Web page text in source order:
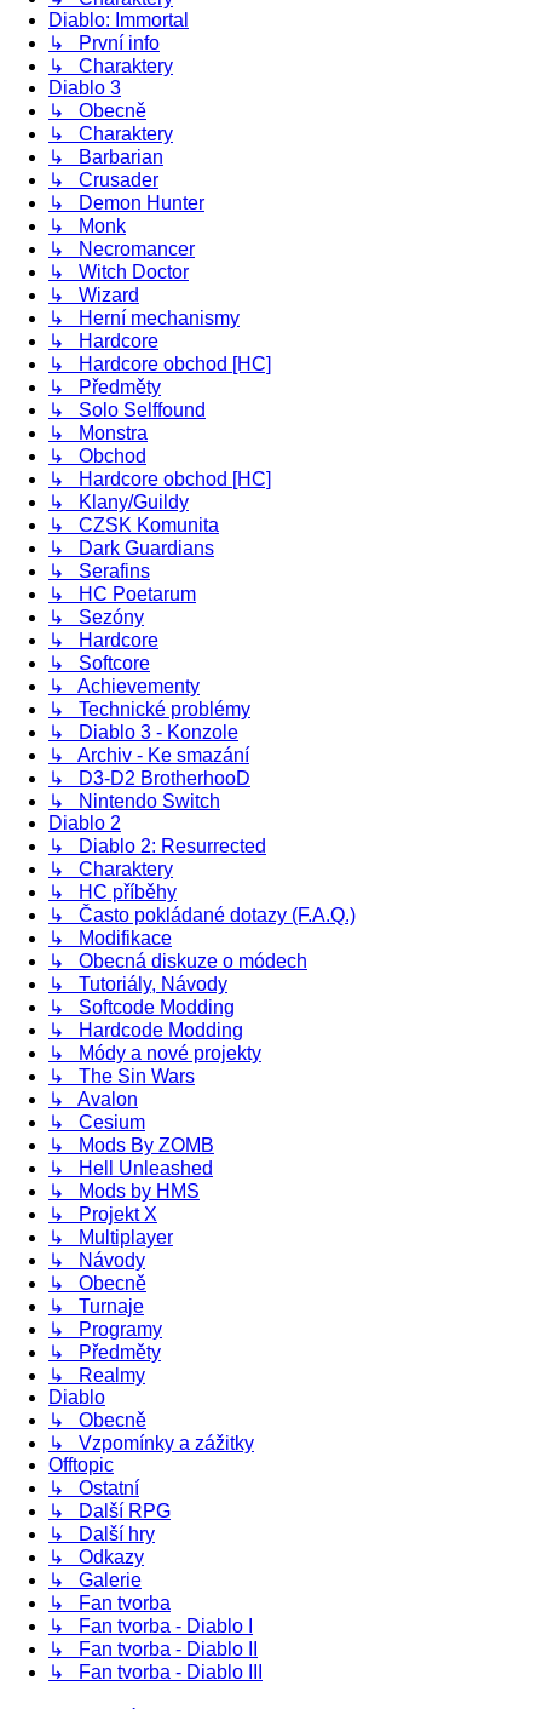
Diablo: Immortal
↳ První info
↳ Charaktery
Diablo 3
↳ Obecně
↳ Charaktery
↳ Barbarian
↳ Crusader
↳ Demon Hunter
↳ Monk
↳ Necromancer
↳ Witch Doctor
↳ Wizard
↳ Herní mechanismy
↳ Hardcore
↳ Hardcore obchod [HC]
↳ Předměty
↳ Solo Selffound
↳ Monstra
↳ Obchod
↳ Hardcore obchod [HC]
↳ Klany/Guildy
↳ CZSK Komunita
↳ Dark Guardians
↳ Serafins
↳ HC Poetarum
↳ Sezóny
↳ Hardcore
↳ Softcore
↳ Achievementy
↳ Technické problémy
↳ Diablo 3 - Konzole
↳ Archiv - Ke smazání
↳ D3-D2 BrotherhooD
↳ Nintendo Switch
Diablo 2
↳ Diablo 2: Resurrected
↳ Charaktery
↳ HC příběhy
↳ Často pokládané dotazy (F.A.Q.)
↳ Modifikace
↳ Obecná diskuze o módech
↳ Tutoriály, Návody
↳ Softcode Modding
↳ Hardcode Modding
↳ Módy a nové projekty
↳ The Sin Wars
↳ Avalon
↳ Cesium
↳ Mods By ZOMB
↳ Hell Unleashed
↳ Mods by HMS
↳ Projekt X
↳ Multiplayer
↳ Návody
↳ Obecně
↳ Turnaje
↳ Programy
↳ Předměty
↳ Realmy
Diablo
↳ Obecně
↳ Vzpomínky a zážitky
Offtopic
↳ Ostatní
↳ Další RPG
↳ Další hry
↳ Odkazy
↳ Galerie
↳ Fan tvorba
↳ Fan tvorba - Diablo I
↳ Fan tvorba - Diablo II
↳ Fan tvorba - Diablo III